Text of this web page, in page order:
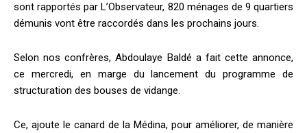
sont rapportés par L’Observateur, 820 ménages de 9 quartiers
démunis vont être raccordés dans les prochains jours.
Selon nos confrères, Abdoulaye Baldé a fait cette annonce,
ce mercredi, en marge du lancement du programme de
structuration des bouses de vidange.
Ce, ajoute le canard de la Médina, pour améliorer, de manière